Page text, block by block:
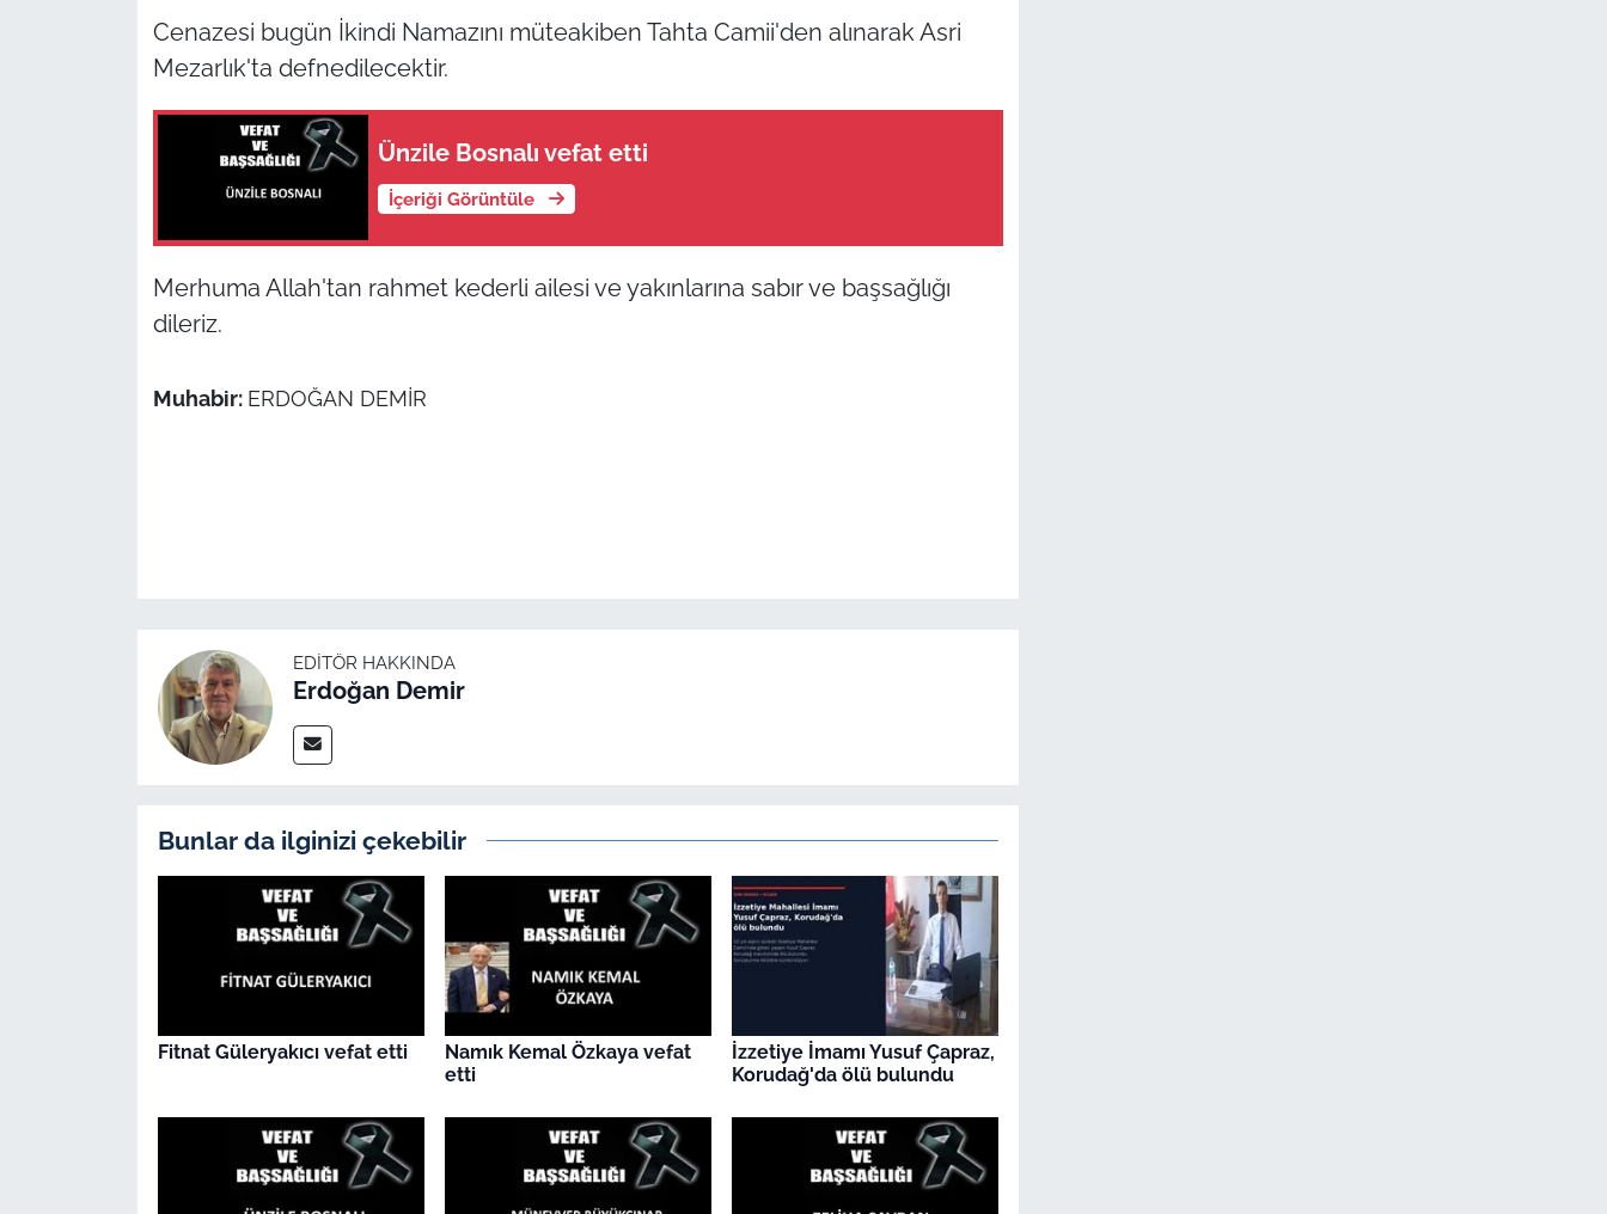
Cenazesi bugün İkindi Namazını müteakiben Tahta Camii'den alınarak Asri
Mezarlık'ta defnedilecektir.
Ünzile Bosnalı vefat etti
İçeriği Görüntüle
Merhuma Allah'tan rahmet kederli ailesi ve yakınlarına sabır ve başsağlığı
dileriz.
Muhabir: ERDOĞAN DEMİR
EDITÖR HAKKINDA
Erdoğan Demir
Bunlar da ilginizi çekebilir
Fitnat Güleryakıcı vefat etti
Namık Kemal Özkaya vefat
etti
İzzetiye İmamı Yusuf Çapraz,
Korudağ'da ölü bulundu
Flaş Haber
Dış Haberler